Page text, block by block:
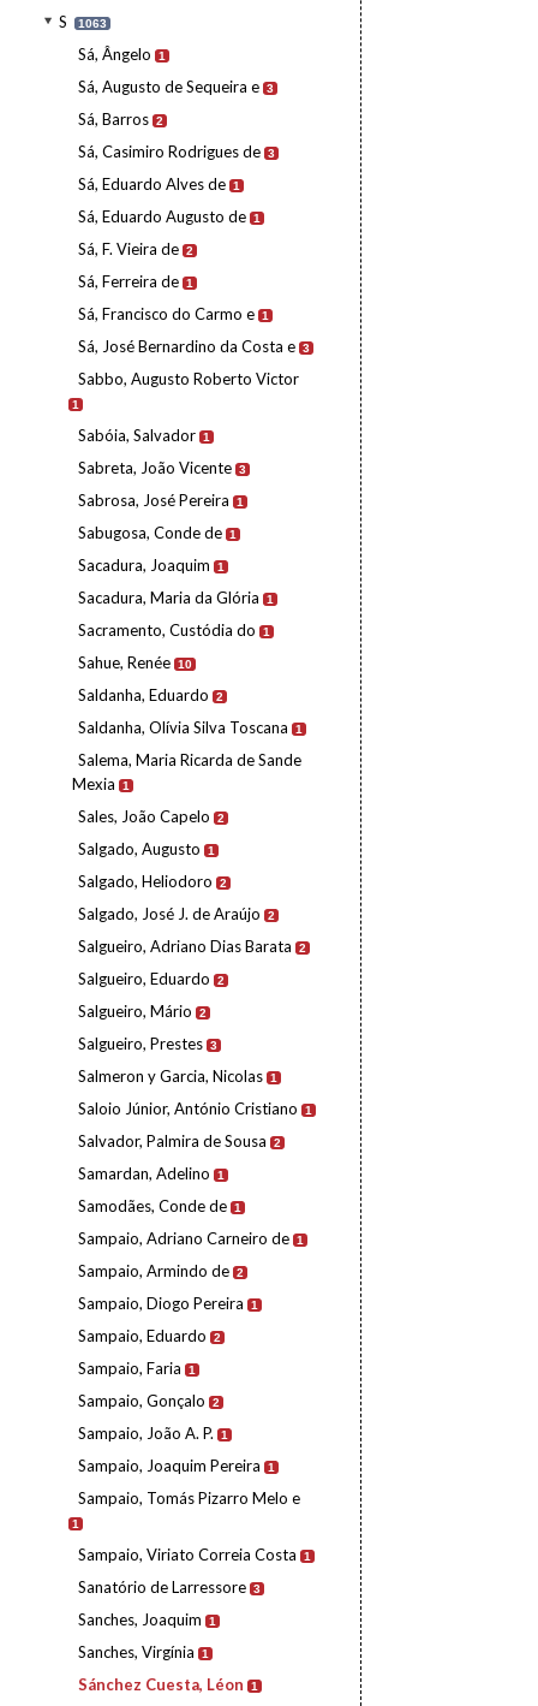
S 1063
Sá, Ângelo 1
Sá, Augusto de Sequeira e 3
Sá, Barros 2
Sá, Casimiro Rodrigues de 3
Sá, Eduardo Alves de 1
Sá, Eduardo Augusto de 1
Sá, F. Vieira de 2
Sá, Ferreira de 1
Sá, Francisco do Carmo e 1
Sá, José Bernardino da Costa e 3
Sabbo, Augusto Roberto Victor
1
Sabóia, Salvador 1
Sabreta, João Vicente 3
Sabrosa, José Pereira 1
Sabugosa, Conde de 1
Sacadura, Joaquim 1
Sacadura, Maria da Glória 1
Sacramento, Custódia do 1
Sahue, Renée 10
Saldanha, Eduardo 2
Saldanha, Olívia Silva Toscana 1
Salema, Maria Ricarda de Sande
Mexia
1
Sales, João Capelo 2
Salgado, Augusto 1
Salgado, Heliodoro 2
Salgado, José J. de Araújo 2
Salgueiro, Adriano Dias Barata 2
Salgueiro, Eduardo 2
Salgueiro, Mário 2
Salgueiro, Prestes 3
Salmeron y Garcia, Nicolas 1
Saloio Júnior, António Cristiano 1
Salvador, Palmira de Sousa 2
Samardan, Adelino 1
Samodães, Conde de 1
Sampaio, Adriano Carneiro de 1
Sampaio, Armindo de 2
Sampaio, Diogo Pereira 1
Sampaio, Eduardo 2
Sampaio, Faria 1
Sampaio, Gonçalo 2
Sampaio, João A. P. 1
Sampaio, Joaquim Pereira 1
Sampaio, Tomás Pizarro Melo e
1
Sampaio, Viriato Correia Costa 1
Sanatório de Larressore 3
Sanches, Joaquim 1
Sanches, Virgínia 1
Sánchez Cuesta, Léon 1